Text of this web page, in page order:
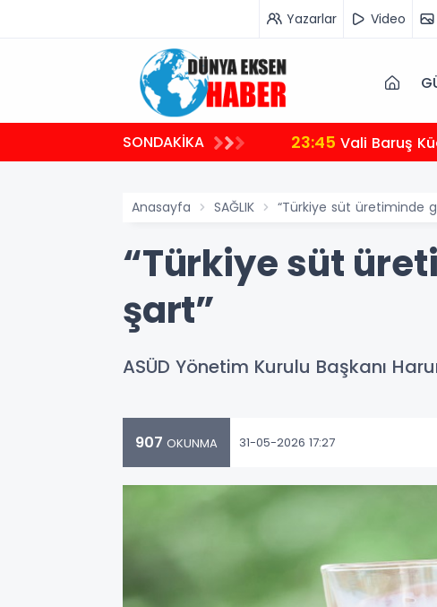
Yazarlar Video
SONDAKİKA 23:45 Vali Baruş
Anasayfa SAĞLIK “Türkiye süt üretiminde
“Türkiye süt
şart”
ASÜD Yönetim Kurulu Başkanı
907 OKUNMA 31-05-2026 17:27